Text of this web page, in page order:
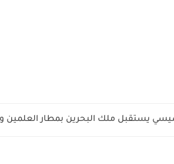
يستقبل ملك البحرين بمطار العلمين